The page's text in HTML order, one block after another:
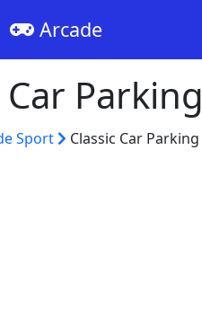
Arcade
Car Parking
Sport Classic Car Parking